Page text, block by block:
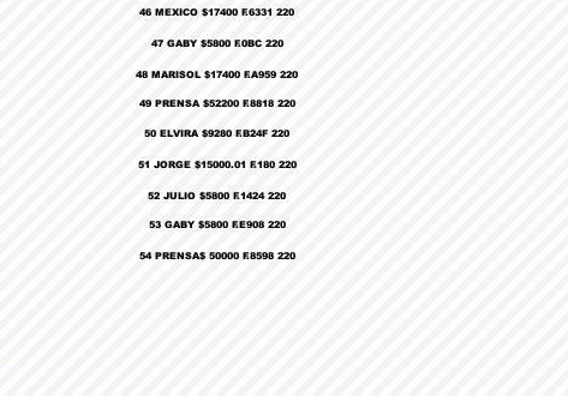
46 MEXICO $17400 F.6331 220
47 GABY $5800 F.0BC 220
48 MARISOL $17400 F.A959 220
49 PRENSA $52200 F.8818 220
50 ELVIRA $9280 F.B24F 220
51 JORGE $15000.01 F.180 220
52 JULIO $5800 F.1424 220
53 GABY $5800 F.E908 220
54 PRENSA$ 50000 F.8598 220